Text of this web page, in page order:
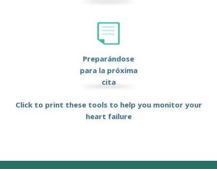
Preparándose
para la próxima
cita
Click to print these tools to help you monitor your
heart failure